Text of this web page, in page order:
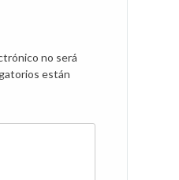
no será
están